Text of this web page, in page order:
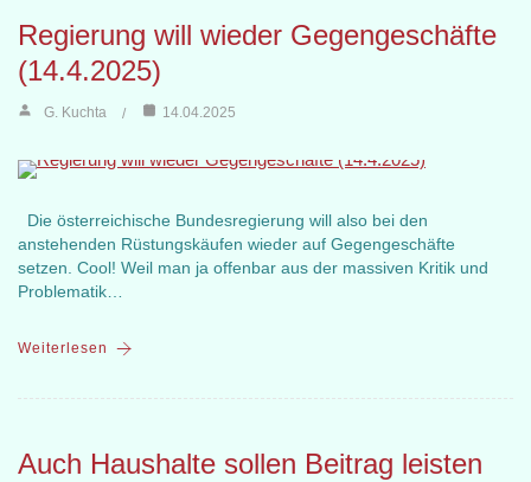
Regierung will wieder Gegengeschäfte
(14.4.2025)
G. Kuchta 14.04.2025
Die österreichische Bundesregierung will also bei den
anstehenden Rüstungskäufen wieder auf Gegengeschäfte
setzen. Cool! Weil man ja offenbar aus der massiven Kritik und
Problematik…
Weiterlesen
Auch Haushalte sollen Beitrag leisten